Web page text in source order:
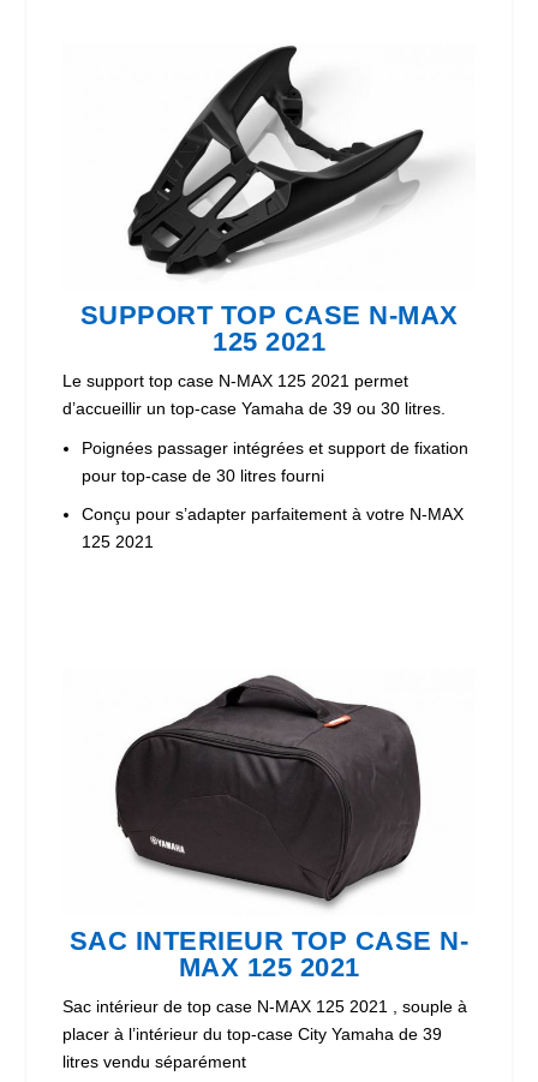
SUPPORT TOP CASE N-MAX
125 2021
Le support top case N-MAX 125 2021 permet
d’accueillir un top-case Yamaha de 39 ou 30 litres.
Poignées passager intégrées et support de fixation
pour top-case de 30 litres fourni
Conçu pour s’adapter parfaitement à votre N-MAX
125 2021
SAC INTERIEUR TOP CASE N-
MAX 125 2021
Sac intérieur de top case N-MAX 125 2021 , souple à
placer à l’intérieur du top-case City Yamaha de 39
litres vendu séparément